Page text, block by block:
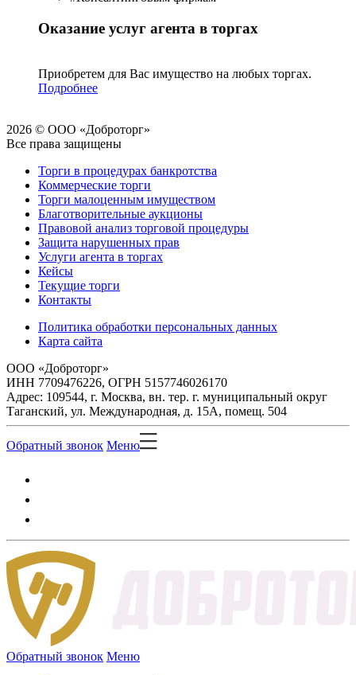
Оказание услуг агента в торгах
Приобретем для Вас имущество на любых торгах.
Подробнее
2026 © ООО «Доброторг»
Все права защищены
Торги в процедурах банкротства
Коммерческие торги
Торги малоценным имуществом
Благотворительные аукционы
Правовой анализ торговой процедуры
Защита нарушенных прав
Услуги агента в торгах
Кейсы
Текущие торги
Контакты
Политика обработки персональных данных
Карта сайта
ООО «Доброторг»
ИНН 7709476226, ОГРН 5157746026170
Адрес: 109544, г. Москва, вн. тер. г. муниципальный округ
Таганский, ул. Международная, д. 15А, помещ. 504
Обратный звонок Меню
Обратный звонок Меню